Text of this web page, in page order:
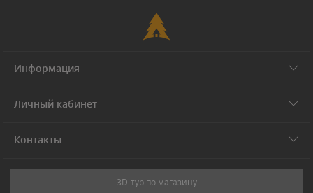
Информация
Личный кабинет
Контакты
3D-тур по магазину